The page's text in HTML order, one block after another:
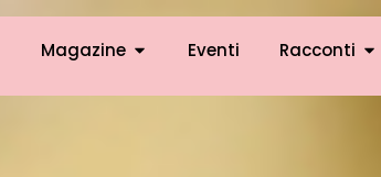
Magazine Eventi Racconti